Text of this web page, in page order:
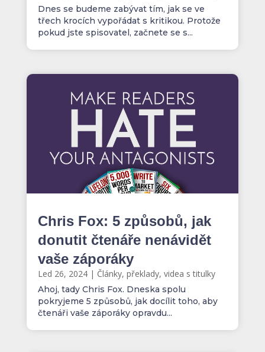
Dnes se budeme zabývat tím, jak se ve
třech krocích vypořádat s kritikou. Protože
pokud jste spisovatel, začnete se s...
Chris Fox: 5 způsobů, jak
donutit čtenáře nenávidět
vaše záporáky
Led 26, 2024| Články, překlady, videa s titulky
Ahoj, tady Chris Fox. Dneska spolu
pokryjeme 5 způsobů, jak docílit toho, aby
čtenáři vaše záporáky opravdu...